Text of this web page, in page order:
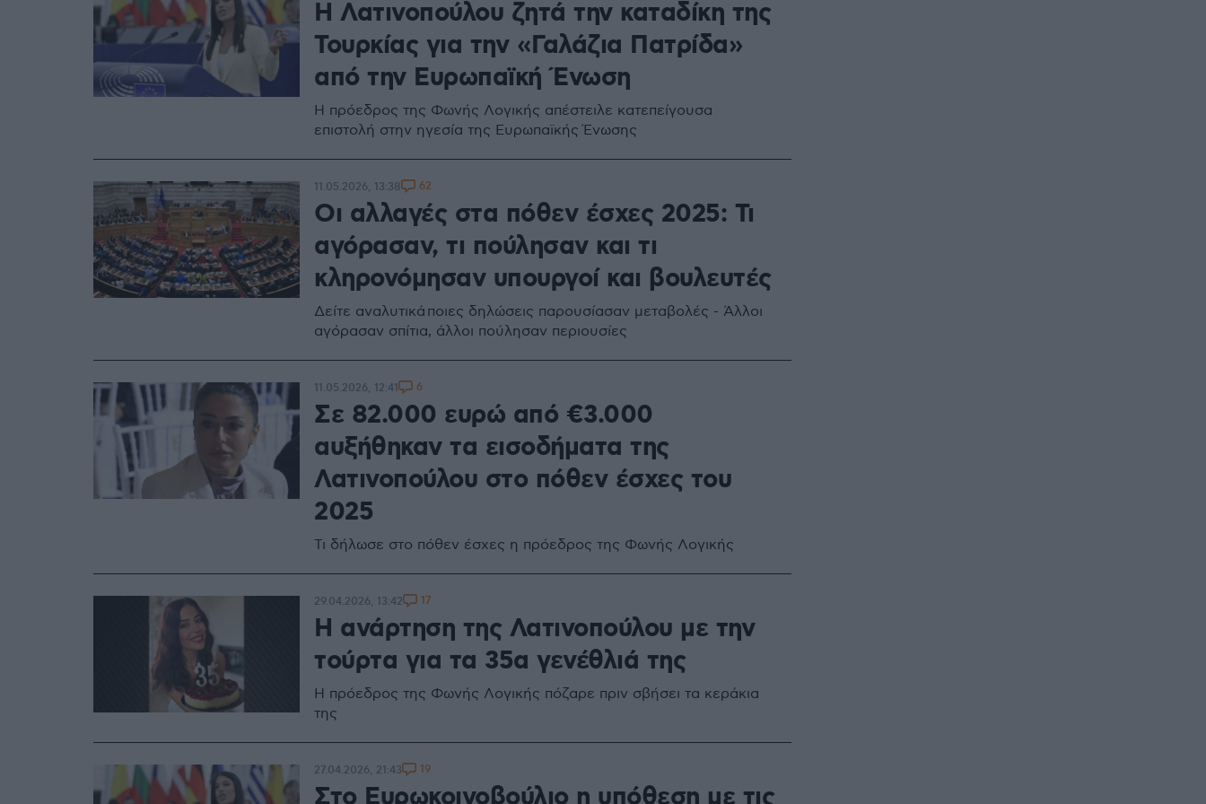
Η Λατινοπούλου ζητά την καταδίκη της
Τουρκίας για την «Γαλάζια Πατρίδα»
από την Ευρωπαϊκή Ένωση
Η πρόεδρος της Φωνής Λογικής απέστειλε κατεπείγουσα
επιστολή στην ηγεσία της Ευρωπαϊκής Ένωσης
Οι αλλαγές στα πόθεν έσχες 2025: Τι
αγόρασαν, τι πούλησαν και τι
κληρονόμησαν υπουργοί και βουλευτές
Δείτε αναλυτικά ποιες δηλώσεις παρουσίασαν μεταβολές - Άλλοι
αγόρασαν σπίτια, άλλοι πούλησαν περιουσίες
11.05.2026, 13:38 62
Σε 82.000 ευρώ από €3.000
αυξήθηκαν τα εισοδήματα της
Λατινοπούλου στο πόθεν έσχες του
2025
Τι δήλωσε στο πόθεν έσχες η πρόεδρος της Φωνής Λογικής
11.05.2026, 12:41 6
Η ανάρτηση της Λατινοπούλου με την
τούρτα για τα 35α γενέθλιά της
Η πρόεδρος της Φωνής Λογικής πόζαρε πριν σβήσει τα κεράκια
της
29.04.2026, 13:42 17
27.04.2026, 21:43 19